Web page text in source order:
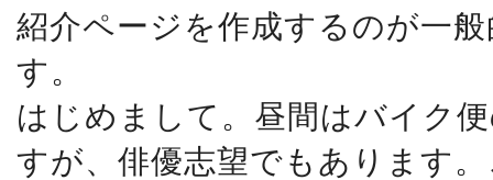
紹介ページを作成するのが一
す。
はじめまして。昼間はバイク
すが、俳優志望でもあります